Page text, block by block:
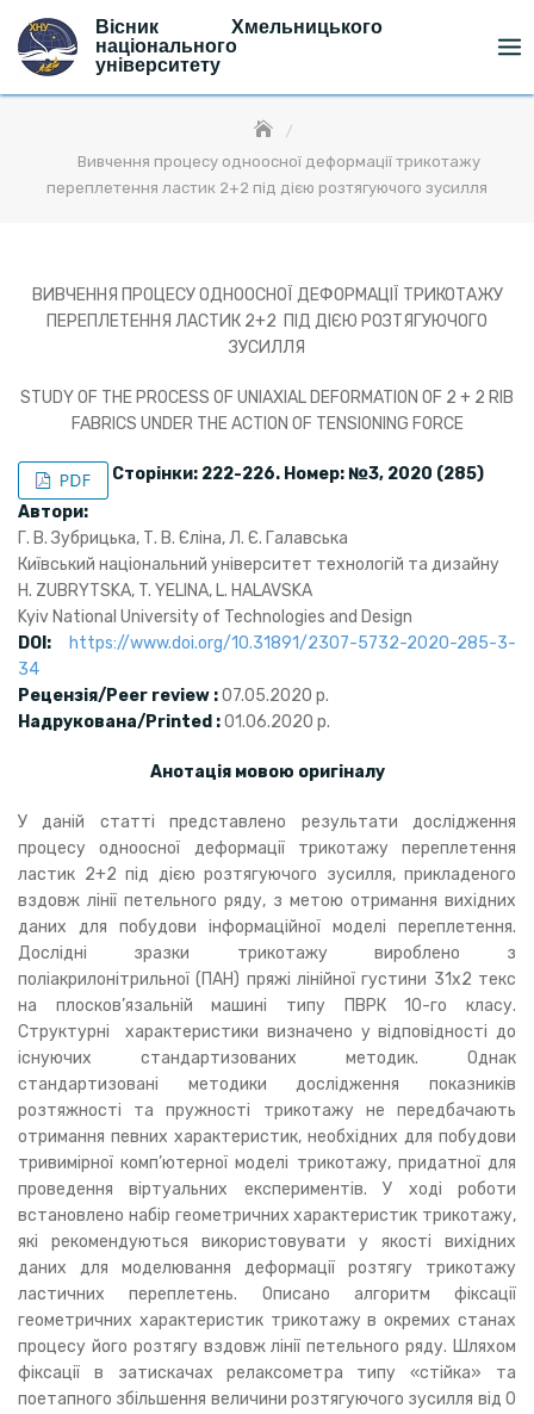
content
Вісник Хмельницького
національного
університету
Вивчення процесу одноосної деформації трикотажу
переплетення ластик 2+2 під дією розтягуючого зусилля
ВИВЧЕННЯ ПРОЦЕСУ ОДНООСНОЇ ДЕФОРМАЦІЇ ТРИКОТАЖУ
ПЕРЕПЛЕТЕННЯ ЛАСТИК 2+2 ПІД ДІЄЮ РОЗТЯГУЮЧОГО
ЗУСИЛЛЯ
STUDY OF THE PROCESS OF UNIAXIAL DEFORMATION OF 2 + 2 RIB
FABRICS UNDER THE ACTION OF TENSIONING FORCE
Сторінки: 222-226. Номер: №3, 2020 (285)
Автори:
Г. В. Зубрицька, Т. В. Єліна, Л. Є. Галавська
Київський національний університет технологій та дизайну
H. ZUBRYTSKA, T. YELINA, L. HALAVSKA
Kyiv National University of Technologies and Design
DOI:
https://www.doi.org/10.31891/2307-5732-2020-285-3-
34
Рецензія/Peer review :07.05.2020 р.
Надрукована/Printed :01.06.2020 р.
Анотація мовою оригіналу
У даній статті представлено результати дослідження
процесу одноосної деформації трикотажу переплетення
ластик 2+2 під дією розтягуючого зусилля, прикладеного
вздовж лінії петельного ряду, з метою отримання вихідних
даних для побудови інформаційної моделі переплетення.
Дослідні зразки трикотажу вироблено з
поліакрилонітрильної (ПАН) пряжі лінійної густини 31х2 текс
на плосков’язальній машині типу ПВРК 10-го класу.
Структурні характеристики визначено у відповідності до
існуючих стандартизованих методик. Однак
стандартизовані методики дослідження показників
розтяжності та пружності трикотажу не передбачають
отримання певних характеристик, необхідних для побудови
тривимірної комп’ютерної моделі трикотажу, придатної для
проведення віртуальних експериментів. У ході роботи
встановлено набір геометричних характеристик трикотажу,
які рекомендуються використовувати у якості вихідних
даних для моделювання деформації розтягу трикотажу
ластичних переплетень. Описано алгоритм фіксації
геометричних характеристик трикотажу в окремих станах
процесу його розтягу вздовж лінії петельного ряду. Шляхом
фіксації в затискачах релаксометра типу «стійка» та
поетапного збільшення величини розтягуючого зусилля від 0